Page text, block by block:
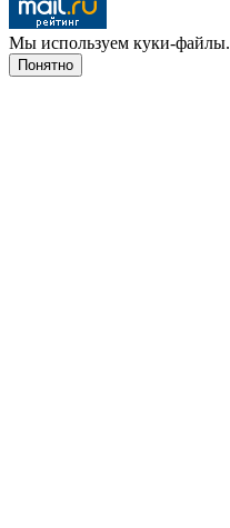
Мы используем куки-файлы.
Понятно